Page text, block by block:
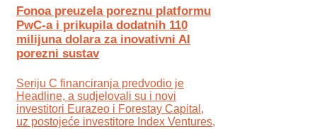
Fonoa preuzela poreznu platformu
PwC-a i prikupila dodatnih 110
milijuna dolara za inovativni AI
porezni sustav
Seriju C financiranja predvodio je
Headline, a sudjelovali su i novi
investitori Eurazeo i Forestay Capital,
uz postojeće investitore Index Ventures,